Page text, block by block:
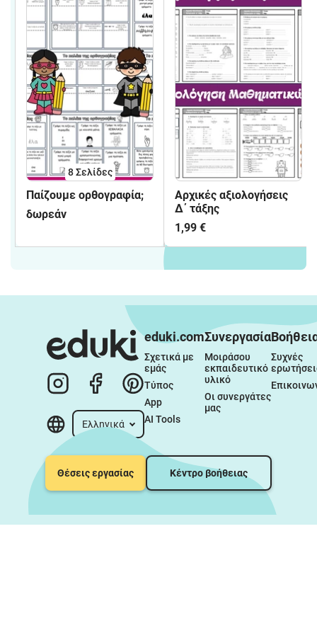
8Σελίδες
Παίζουμε ορθογραφία;
δωρεάν
Αρχικές αξιολογήσεις
Δ΄ τάξης
1,99 €
Ελληνικά
eduki.com
Σχετικά με
εμάς
Τύπος
App
AI Tools
Συνεργασία
Μοιράσου
εκπαιδευτικό
υλικό
Οι συνεργάτες
μας
Συχνές
Θέσεις εργασίας Κέντρο βοήθειας